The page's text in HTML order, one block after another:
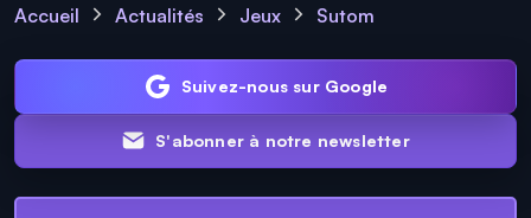
Accueil Actualités Jeux Sutom
Suivez-nous sur Google
S'abonner à notre newsletter